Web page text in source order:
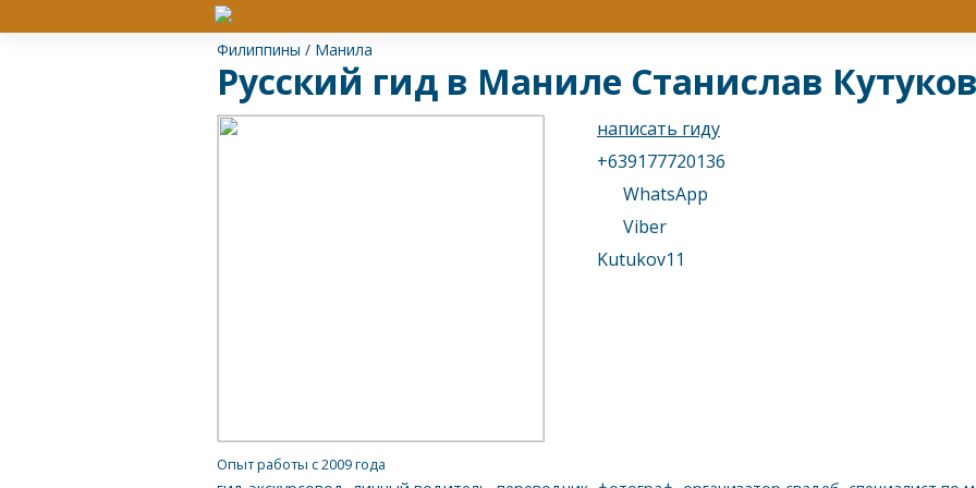
Филиппины / Манила
Русский гид в Маниле Станислав Кутуков
написать гиду
+639177720136
WhatsApp
Viber
Kutukov11
Опыт работы с 2009 года